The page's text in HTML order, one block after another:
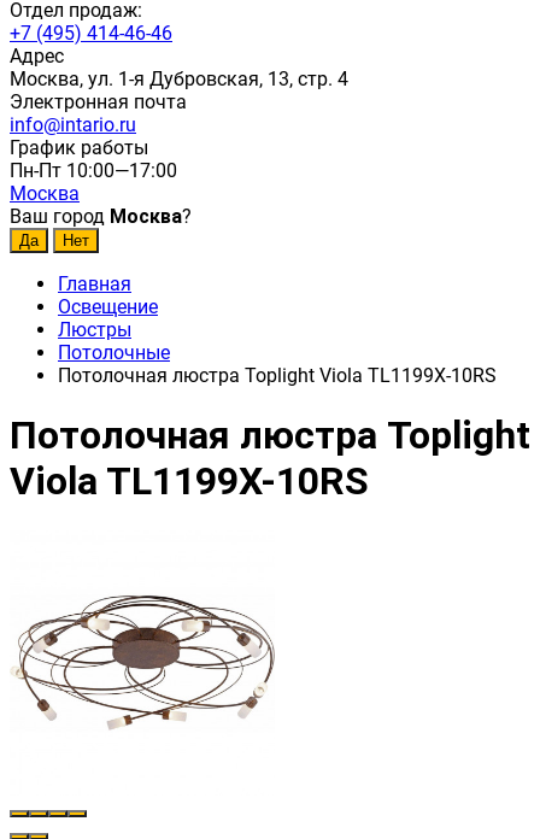
Отдел продаж:
+7 (495) 414-46-46
Адрес
Москва, ул. 1-я Дубровская, 13, стр. 4
Электронная почта
info@intario.ru
График работы
Пн-Пт 10:00—17:00
Москва
Ваш город Москва?
Главная
Освещение
Люстры
Потолочные
Потолочная люстра Toplight Viola TL1199X-10RS
Потолочная люстра Toplight
Viola TL1199X-10RS